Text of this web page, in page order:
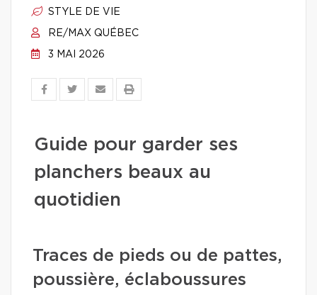
STYLE DE VIE
RE/MAX QUÉBEC
3 MAI 2026
Guide pour garder ses
planchers beaux au
quotidien
Traces de pieds ou de pattes,
poussière, éclaboussures